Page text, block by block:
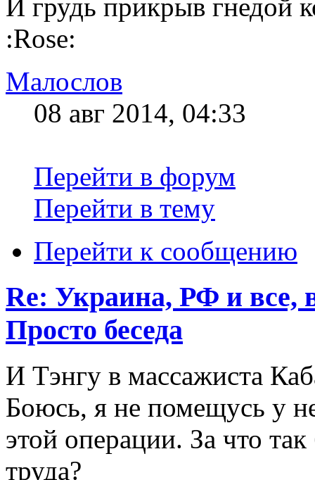
И грудь прикрыв гнедой
:Rose:
Малослов
08 авг 2014, 04:33
Перейти в форум
Перейти в тему
Перейти к сообщению
Re: Украина, РФ и все,
Просто беседа
И Тэнгу в массажиста
Боюсь, я не помещусь у
этой операции. За что
труда?